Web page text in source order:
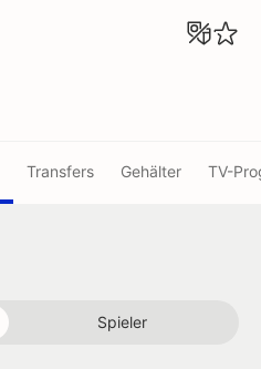
Transfers Gehälter TV-
Spieler